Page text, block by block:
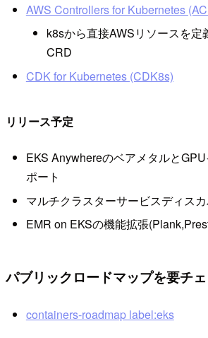
AWS Controllers for Kubernetes
k8sから直接AWSリソースを定
CRD
CDK for Kubernetes (CDK8s)
リリース予定
EKS Anywhereのベアメタルと
ポート
マルチクラスターサービスディスカ
EMR on EKSの機能拡張
パブリックロードマップを要チェ
containers-roadmap label:eks